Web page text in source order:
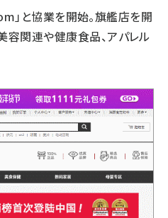
」と協業を開始。旗艦店を開
容関連や健康食品、アパレル